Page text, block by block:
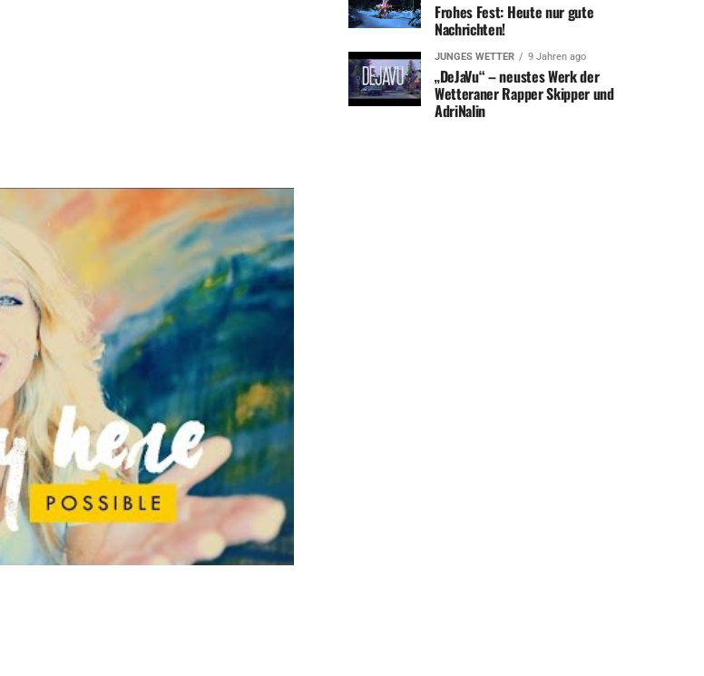
Frohes Fest: Heute nur gute
Nachrichten!
JUNGES WETTER 9 Jahren ago
„DeJaVu“ – neustes Werk der
Wetteraner Rapper Skipper und
AdriNalin